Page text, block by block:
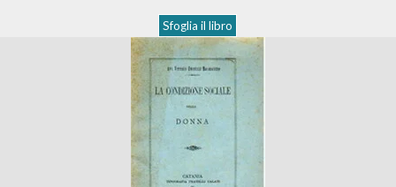
Sfoglia il libro